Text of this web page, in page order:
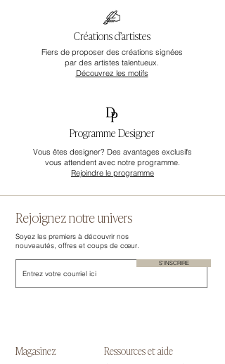
Créations d’artistes
Fiers de proposer des créations signées
par des artistes talentueux.
Découvrez les motifs
Programme Designer
Vous êtes designer? Des avantages exclusifs
vous attendent avec notre programme.
Rejoindre le programme
Rejoignez notre univers
Soyez les premiers à découvrir nos
nouveautés, offres et coups de cœur.
S'INSCRIRE
Magasinez Ressources et aide